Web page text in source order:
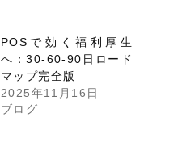
POSで効く福利厚生
へ：30-60-90日ロード
マップ完全版
2025年11月16日
ブログ